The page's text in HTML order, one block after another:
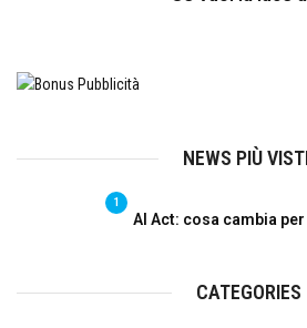
NEWS PIÙ
1
AI Act: cosa cambia per
CATEGORIES